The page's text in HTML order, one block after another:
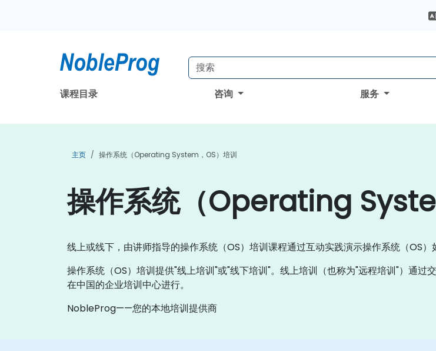
课程目录 咨询 服务
主页 操作系统（Operating System，OS）培训
操作系统（Operating
线上或线下，由讲师指导的操作系统（OS）培训课程通过互动实践演示操作系统（OS）
操作系统（OS）培训提供"线上培训"或"线下培训"。线上培训（也称为"远程培训"）通过
在中国的企业培训中心进行。
NobleProg——您的本地培训提供商